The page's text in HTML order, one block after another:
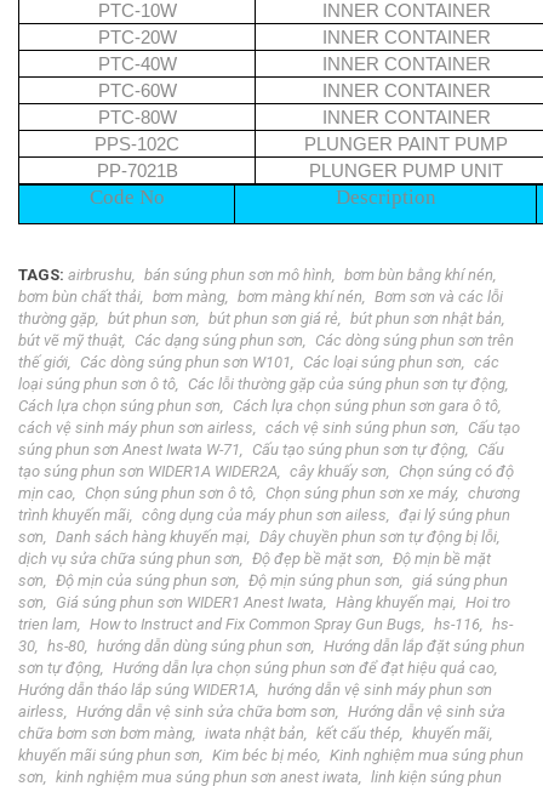
PTC-10W
INNER CONTAINER
PTC-20W
INNER CONTAINER
PTC-40W
INNER CONTAINER
PTC-60W
INNER CONTAINER
PTC-80W
INNER CONTAINER
PPS-102C
PLUNGER PAINT PUMP
PP-7021B
PLUNGER PUMP UNIT
Code No Description
TAGS: airbrushu bán súng phun sơn mô hình
bơm bùn bằng khí nén
bơm bùn chất thải
bơm màng bơm màng khí nén
Bơm sơn và các lỗi
thường gặp
bút phun sơn bút phun sơn giá rẻ
bút phun sơn nhật bản
bút vẽ mỹ thuật
Các dạng súng phun sơn
Các dòng súng phun sơn trên
thế giới
Các dòng súng phun sơn W101 Các loại súng phun sơn
các
loại súng phun sơn ô tô
Các lỗi thường gặp của súng phun sơn tự động
Cách lựa chọn súng phun sơn
Cách lựa chọn súng phun sơn gara ô tô
cách vệ sinh máy phun sơn airless
cách vệ sinh súng phun sơn
Cấu tạo
súng phun sơn Anest Iwata W-71
Cấu tạo súng phun sơn tự động
Cấu
tạo súng phun sơn WIDER1A WIDER2A
cây khuấy sơn
Chọn súng có độ
mịn cao
Chọn súng phun sơn ô tô Chọn súng phun sơn xe máy
chương
trình khuyến mãi
công dụng của máy phun sơn ailess
đại lý súng phun
sơn
Danh sách hàng khuyến mại
Dây chuyền phun sơn tự động bị lỗi
dịch vụ sửa chữa súng phun sơn
Độ đẹp bề mặt sơn
Độ mịn bề mặt
sơn
Độ mịn của súng phun sơn Độ mịn súng phun sơn
giá súng phun
sơn
Giá súng phun sơn WIDER1 Anest Iwata Hàng khuyến mại
Hoi tro
trien lam
How to Instruct and Fix Common Spray Gun Bugs hs-116
hs-
30
hs-80 hướng dẫn dùng súng phun sơn
Hướng dẫn lắp đặt súng phun
sơn tự động
Hướng dẫn lựa chọn súng phun sơn để đạt hiệu quả cao
Hướng dẫn tháo lắp súng WIDER1A
hướng dẫn vệ sinh máy phun sơn
airless
Hướng dẫn vệ sinh sửa chữa bơm sơn
Hướng dẫn vệ sinh sửa
chữa bơm sơn bơm màng
iwata nhật bản kết cấu thép
khuyến mãi
khuyến mãi súng phun sơn
Kim béc bị méo
Kinh nghiệm mua súng phun
sơn
kinh nghiệm mua súng phun sơn anest iwata
linh kiện súng phun